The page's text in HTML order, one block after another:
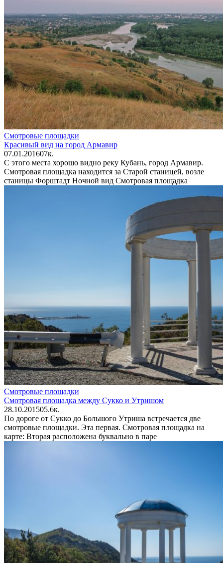
Смотровые площадки
Красивый вид на город Армавир
07.01.201607к.
С этого места хорошо видно реку Кубань, город Армавир.
Смотровая площадка находится за Старой станицей, возле
станицы Форштадт Ночной вид Смотровая площадка
Смотровые площадки
Смотровая площадка между Сукко и Утришом
28.10.201505.6к.
По дороге от Сукко до Большого Утриша встречается две
смотровые площадки. Эта первая. Смотровая площадка на
карте: Вторая расположена буквально в паре